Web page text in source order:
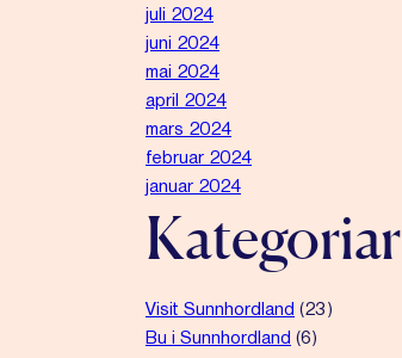
juli 2024
juni 2024
mai 2024
april 2024
mars 2024
februar 2024
januar 2024
Kategoriar
Visit Sunnhordland (23)
Bu i Sunnhordland (6)